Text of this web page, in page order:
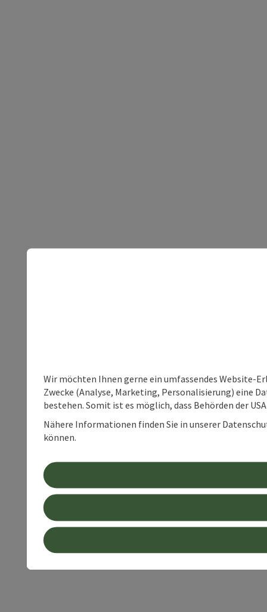
Wir möchten Ihnen gerne ein umfassendes Website-
Zwecke (Analyse, Marketing, Personalisierung) eine
bestehen. Somit ist es möglich, dass Behörden der
Nähere Informationen finden Sie in unserer
können.